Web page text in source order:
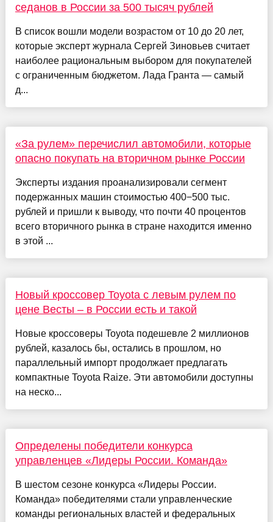
седанов в России за 500 тысяч рублей
В список вошли модели возрастом от 10 до 20 лет,
которые эксперт журнала Сергей Зиновьев считает
наиболее рациональным выбором для покупателей
с ограниченным бюджетом. Лада Гранта — самый
д...
«За рулем» перечислил автомобили, которые
опасно покупать на вторичном рынке России
Эксперты издания проанализировали сегмент
подержанных машин стоимостью 400−500 тыс.
рублей и пришли к выводу, что почти 40 процентов
всего вторичного рынка в стране находится именно
в этой ...
Новый кроссовер Toyota с левым рулем по
цене Весты – в России есть и такой
Новые кроссоверы Toyota подешевле 2 миллионов
рублей, казалось бы, остались в прошлом, но
параллельный импорт продолжает предлагать
компактные Toyota Raize. Эти автомобили доступны
на неско...
Определены победители конкурса
управленцев «Лидеры России. Команда»
В шестом сезоне конкурса «Лидеры России.
Команда» победителями стали управленческие
команды региональных властей и федеральных